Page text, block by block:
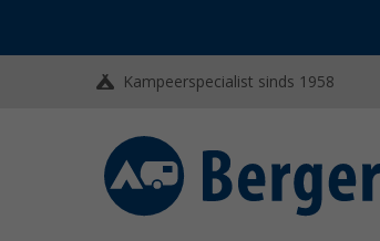
Kampeerspecialist sinds 1958